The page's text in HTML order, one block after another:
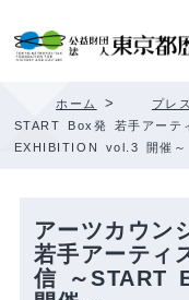
ホーム > プレ
START Box発 若手アーテ
EXHIBITION vol.3 開催～
アーツカウ
若手アーティ
信 ～START